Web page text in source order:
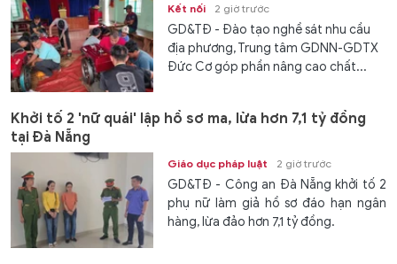
Kết nối 2 giờ trước
GD&TĐ - Đào tạo nghề sát nhu cầu
địa phương, Trung tâm GDNN-GDTX
Đức Cơ góp phần nâng cao chất...
Khởi tố 2 'nữ quái' lập hồ sơ ma, lừa hơn 7,1 tỷ đồng
tại Đà Nẵng
Giáo dục pháp luật 2 giờ trước
GD&TĐ - Công an Đà Nẵng khởi tố 2
phụ nữ làm giả hồ sơ đáo hạn ngân
hàng, lừa đảo hơn 7,1 tỷ đồng.